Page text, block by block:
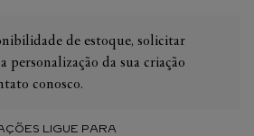
de estoque, solicitar
personalização da sua criação
conosco.
LIGUE PARA